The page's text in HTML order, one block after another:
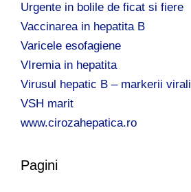
Urgente in bolile de ficat si fiere
Vaccinarea in hepatita B
Varicele esofagiene
VIremia in hepatita
Virusul hepatic B – markerii virali
VSH marit
www.cirozahepatica.ro
Pagini